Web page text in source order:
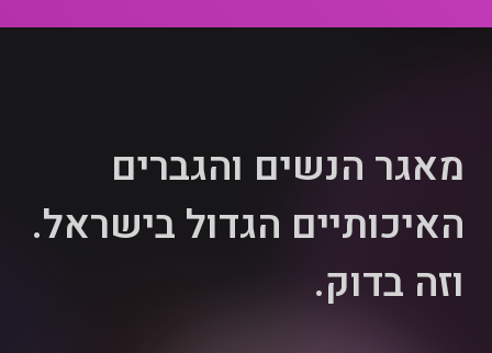
מאגר הנשים והגברים
האיכותיים הגדול בישראל.
וזה בדוק.